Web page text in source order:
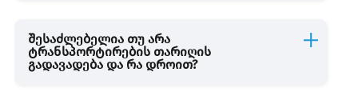
შესაძლებელია თუ არა
ტრანსპორტირების თარიღის
გადავადება და რა დროით?